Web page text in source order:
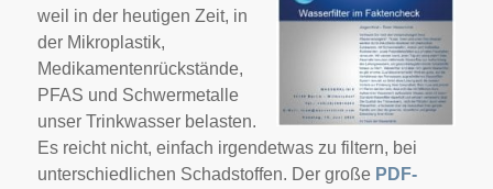
weil in der heutigen Zeit, in
der Mikroplastik,
Medikamentenrückstände,
PFAS und Schwermetalle
unser Trinkwasser belasten.
Es reicht nicht, einfach irgendetwas zu filtern, bei
unterschiedlichen Schadstoffen. Der große PDF-